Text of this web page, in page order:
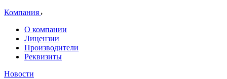
Компания
О компании
Лицензии
Производители
Реквизиты
Новости